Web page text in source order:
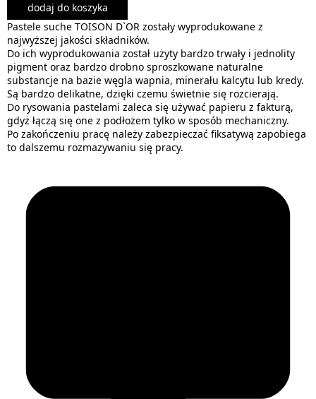
dodaj do koszyka
Pastele suche TOISON D`OR zostały wyprodukowane z
najwyższej jakości składników.
Do ich wyprodukowania został użyty bardzo trwały i jednolity
pigment oraz bardzo drobno sproszkowane naturalne
substancje na bazie węgla wapnia, minerału kalcytu lub kredy.
Są bardzo delikatne, dzięki czemu świetnie się rozcierają.
Do rysowania pastelami zaleca się używać papieru z fakturą,
gdyż łączą się one z podłożem tylko w sposób mechaniczny.
Po zakończeniu pracę należy zabezpieczać fiksatywą zapobiega
to dalszemu rozmazywaniu się pracy.